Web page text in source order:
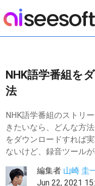
NHK語学番組を
法
NHK語学番組のストリ
きたいなら、どんな方
をダウンロードすれば
ないけど、録音ツール
編集者 山崎 圭
Jun 22, 2021